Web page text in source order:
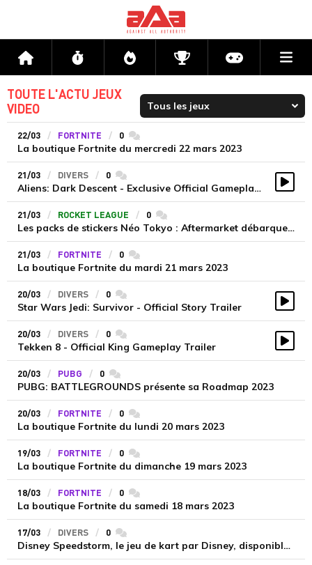
Accueil Flux Directs CompétitionsActu jeux
TOUTE L'ACTU JEUX
VIDEO
22/03 FORTNITE 0 commentaires
La boutique Fortnite du mercredi 22 mars 2023
21/03 DIVERS 0 commentaires
Aliens: Dark Descent - Exclusive Official Gameplay Trailer
21/03 ROCKET LEAGUE 0 commentaires
Les packs de stickers Néo Tokyo : Aftermarket débarquent sur Rocket League
21/03 FORTNITE 0 commentaires
La boutique Fortnite du mardi 21 mars 2023
20/03 DIVERS 0 commentaires
Star Wars Jedi: Survivor - Official Story Trailer
20/03 DIVERS 0 commentaires
Tekken 8 - Official King Gameplay Trailer
20/03 PUBG 0 commentaires
PUBG: BATTLEGROUNDS présente sa Roadmap 2023
20/03 FORTNITE 0 commentaires
La boutique Fortnite du lundi 20 mars 2023
19/03 FORTNITE 0 commentaires
La boutique Fortnite du dimanche 19 mars 2023
18/03 FORTNITE 0 commentaires
La boutique Fortnite du samedi 18 mars 2023
17/03 DIVERS 0 commentaires
Disney Speedstorm, le jeu de kart par Disney, disponible à partir du 18 avril